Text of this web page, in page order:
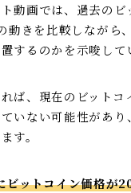
動画では、過去のビ
動きを比較しながら
するのかを示唆して
ば、現在のビットコ
いない可能性があ
す。
ビットコイン価格が